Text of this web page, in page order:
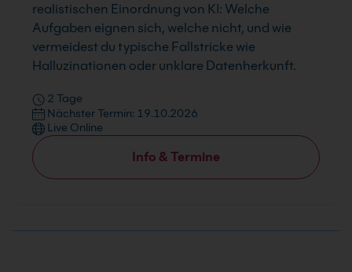
realistischen Einordnung von KI: Welche
Aufgaben eignen sich, welche nicht, und wie
vermeidest du typische Fallstricke wie
Halluzinationen oder unklare Datenherkunft.
2 Tage
Nächster Termin: 19.10.2026
Live Online
Info & Termine